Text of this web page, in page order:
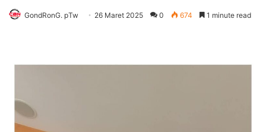
GondRonG. pTw 26 Maret 2025 0 674 1 minute read